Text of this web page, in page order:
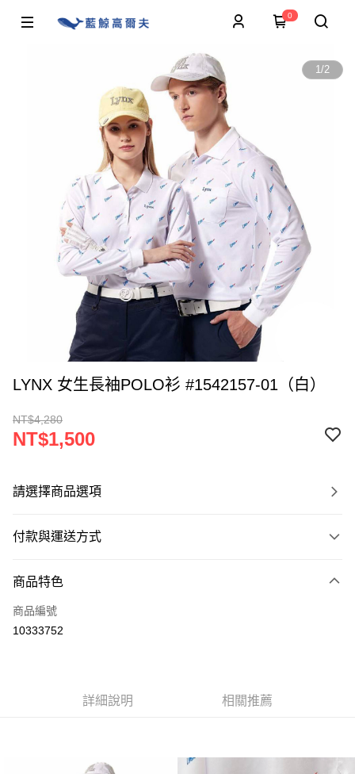
0
1/2
LYNX 女生長袖POLO衫 #1542157-01（白）
NT$4,280
NT$1,500
請選擇商品選項
付款與運送方式
信用卡一次付款
超商取貨付款
商品特色
商品編號
10333752
詳細說明 相關推薦